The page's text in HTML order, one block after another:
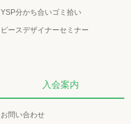
YSP分かち合いゴミ拾い
ピースデザイナーセミナー
入会案内
お問い合わせ